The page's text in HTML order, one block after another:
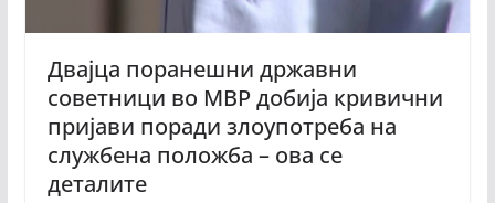
Двајца поранешни државни
советници во МВР добија кривични
пријави поради злоупотреба на
службена положба – ова се
деталите